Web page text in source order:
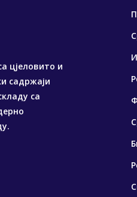
цјеловито и
садржаји
са